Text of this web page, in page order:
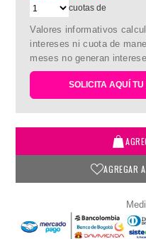
cuotas de
Valores informativos
intereses ni cuota de
meses no generan
SOLICITA AQUÍ
AGREGAR